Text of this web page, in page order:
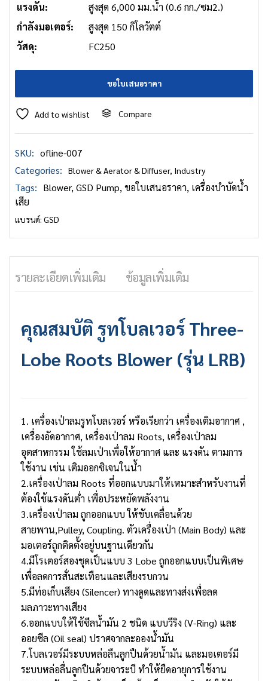
แรงดัน:
สูงสุด 6,000 มม.น้ำ (0.6 กก./ซม2.)
กำลังมอเตอร์:
สูงสุด 150 กิโลวัตต์
วัสดุ:
FC250
ขอใบเสนอราคา
Add to wishlist Compare
SKU: ofline-007
Categories:
Blower & Aerator & Diffuser, Industry
Tags: Blower,GSD Pump,ขอใบเสนอราคา, เครื่องบำบัดน้ำ
เสีย
แบรนด์: GSD
รายละเอียดเพิ่มเติม ข้อมูลเพิ่มเติม
คุณสมบัติ รูทโบลเวอร์ Three-
Lobe Roots Blower (รุ่น LRB)
1. เครื่องเป่าลมรูทโบลเวอร์ หรือเรียกว่า เครื่องเติมอากาศ ,
เครื่องอัดอากาศ, เครื่องเป่าลม Roots, เครื่องเป่าลม
อุตสาหกรรม ใช้ลมเป่าเพื่อให้อากาศ และ แรงดัน ตามการ
ใช้งาน เช่น เติมออกซิเจนในน้ำ
2.เครื่องเป่าลม Roots ที่ออกแบบมาให้เหมาะสำหรับงานที่
ต้องใช้แรงดันต่ำ เพื่อประหยัดพลังงาน
3.เครื่องเป่าลม ถูกออกแบบ ให้ขับเคลื่อนด้วย
สายพาน,Pulley, Coupling. ตัวเครื่องเป่า (Main Body) และ
มอเตอร์ถูกติดตั้งอยู่บนฐานเดียวกัน
4.มีโรเตอร์สองชุดเป็นแบบ 3 Lobe ถูกออกแบบเป็นพิเศษ
เพื่อลดการสั่นสะเทือนและเสียงรบกวน
5.มีท่อเก็บเสียง (Silencer) ทางดูดและทางส่งเพื่อลด
มลภาวะทางเสียง
6.ออกแบบให้ใช้ซีลน้ำมัน 2 ชนิด แบบวีริง (V-Ring) และ
ออยซีล (Oil seal) ปราศจากละอองน้ำมัน
7.โบลเวอร์มีระบบหล่อลืนลูกปืนด้วยน้ำมัน และมอเตอร์มี
ระบบหล่อลื่นลูกปืนด้วยจาระบี ทำให้ยืดอายุการใช้งาน